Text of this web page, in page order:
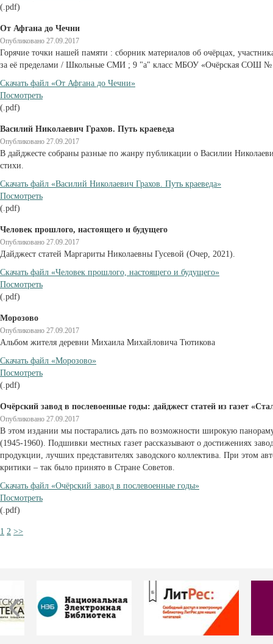
(.pdf)
От Афгана до Чечни
Опубликовано 27.09.2017
Горячие точки нашей памяти : сборник материалов об очёрцах,
за её пределами / Школьные СМИ ; 9 "а" класс МБОУ «Очёрская СОШ №
Cкачать файл «От Афгана до Чечни»
Посмотреть
(.pdf)
Василий Николаевич Грахов. Путь краеведа
Опубликовано 27.09.2017
В дайджесте собраны разные по жанру публикации о Василии
стихи.
Cкачать файл «Василий Николаевич Грахов. Путь краеведа»
Посмотреть
(.pdf)
Человек прошлого, настоящего и будущего
Опубликовано 27.09.2017
Дайджест статей Маргариты Николаевны Гусевой (Очер, 2021).
Cкачать файл «Человек прошлого, настоящего и будущего»
Посмотреть
(.pdf)
Морозово
Опубликовано 27.09.2017
Альбом жителя деревни Михаила Михайловича Тютикова
Cкачать файл «Морозово»
Посмотреть
(.pdf)
Очёрский завод в послевоенные годы: дайджест статей из газет
Опубликовано 27.09.2017
В этом издании мы постарались дать по возможности широкую
(1945-1960). Подшивки местных газет рассказывают о достижениях
продукции, лучших представителях заводского коллектива. При этом
критики – так было принято в Стране Советов.
Cкачать файл «Очёрский завод в послевоенные годы»
Посмотреть
(.pdf)
1 2 >>